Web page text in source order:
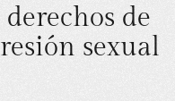
de
sexual